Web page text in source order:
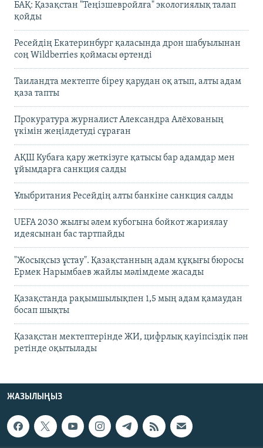
БАҚ: Қазақстан "Теңізшевройлға" экологиялық талап
қойды
Ресейдің Екатеринбург қаласында дрон шабуылынан
соң Wildberries қоймасы өртенді
Таиландта мектепте біреу қарудан оқ атып, алты адам
қаза тапты
Прокуратура журналист Александра Алёхованың
үкімін жеңілдетуді сұраған
АҚШ Кубаға қару жеткізуге қатысы бар адамдар мен
ұйымдарға санкция салды
Ұлыбритания Ресейдің алты банкіне санкция салды
UEFA 2030 жылғы әлем кубогына бойкот жариялау
идеясынан бас тартпайды
"Жосықсыз ұстау". Қазақстанның адам құқығы бюросы
Ермек Нарымбаев жайлы мәлімдеме жасады
Қазақстанда рақымшылықпен 1,5 мың адам қамаудан
босап шықты
Қазақстан мектептерінде ЖИ, цифрлық қауіпсіздік пән
ретінде оқытылады
ЖАЗЫЛЫҢЫЗ